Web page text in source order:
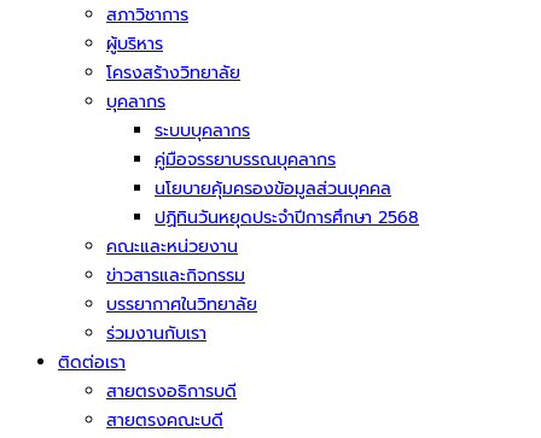
สภาวิชาการ
ผู้บริหาร
โครงสร้างวิทยาลัย
บุคลากร
ระบบบุคลากร
คู่มือจรรยาบรรณบุคลากร
นโยบายคุ้มครองข้อมูลส่วนบุคคล
ปฏิทินวันหยุดประจำปีการศึกษา 2568
คณะและหน่วยงาน
ข่าวสารและกิจกรรม
บรรยากาศในวิทยาลัย
ร่วมงานกับเรา
ติดต่อเรา
สายตรงอธิการบดี
สายตรงคณะบดี